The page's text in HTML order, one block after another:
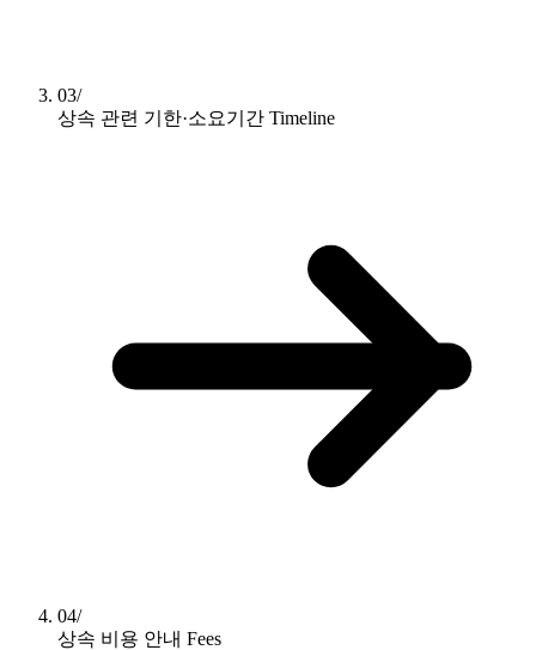
03/
상속 관련 기한·소요기간 Timeline
04/
상속 비용 안내 Fees